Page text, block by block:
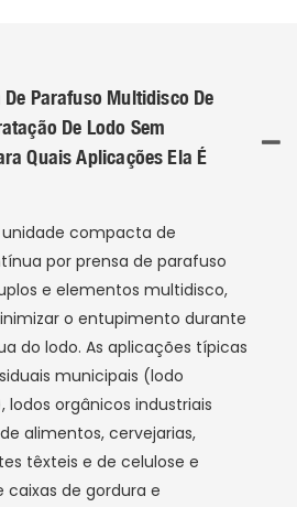
De Parafuso Multidisco De
De Lodo Sem
Quais Aplicações Ela É
compacta de
por prensa de parafuso
e elementos multidisco,
o entupimento durante
do lodo. As aplicações típicas
municipais (lodo
orgânicos industriais
alimentos, cervejarias,
têxteis e de celulose e
caixas de gordura e